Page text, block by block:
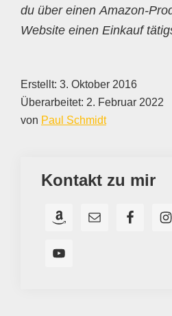
du über einen Amazon-
Website einen Einkauf
Erstellt: 3. Oktober 2016
Überarbeitet: 2. Februar 2022
von Paul Schmidt
Kontakt zu mir